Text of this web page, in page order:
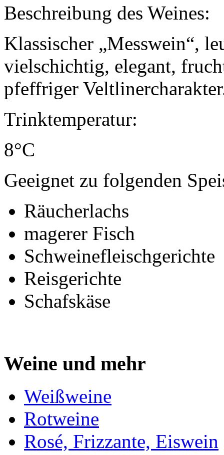
Beschreibung des Weines:
Klassischer „Messwein“,
vielschichtig, elegant,
pfeffriger
Trinktemperatur:
8°C
Geeignet zu folgenden
Räucherlachs
magerer Fisch
Schweinefleischgerichte
Reisgerichte
Schafskäse
Weine und mehr
Weißweine
Rotweine
Rosé, Frizzante, Eiswein